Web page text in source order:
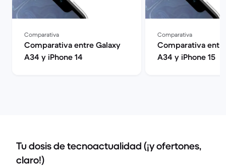
Comparativa
Comparativa entre Galaxy
A34 y iPhone 14
Comparativa
Comparativa
A34 y iPhone 15
Tu dosis de tecnoactualidad (¡y ofertones,
claro!)